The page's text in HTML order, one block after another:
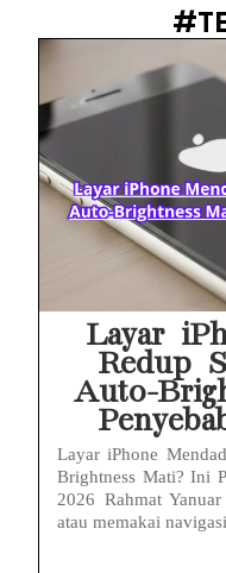
Layar
Redup
Auto-
Layar iPhone
Brightness Mati? Ini
2026 Rahmat
atau memakai